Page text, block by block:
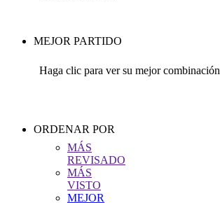
MEJOR PARTIDO
Haga clic para ver su mejor combinación
ORDENAR POR
MÁS
REVISADO
MÁS
VISTO
MEJOR